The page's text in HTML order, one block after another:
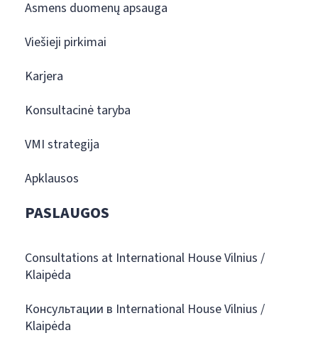
Asmens duomenų apsauga
Viešieji pirkimai
Karjera
Konsultacinė taryba
VMI strategija
Apklausos
PASLAUGOS
Consultations at International House Vilnius /
Klaipėda
Консультации в International House Vilnius /
Klaipėda